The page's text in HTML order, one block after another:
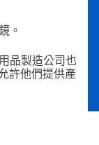
。
品製造公司也
許他們提供產